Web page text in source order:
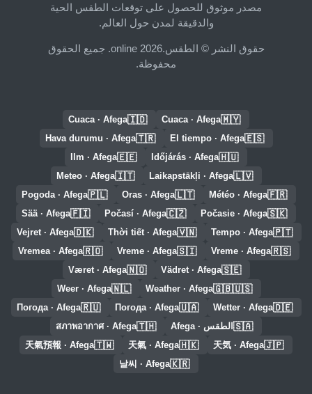
مصدر موثوق للحصول على توقعات الطقس الحية
والدقيقة لمدن حول العالم.
حقوق النشر © الطقس.online 2026. جميع الحقوق
محفوظة.
🇲🇾
Cuaca · Afega
🇮🇩
Cuaca · Afega
🇪🇸
El tiempo · Afega
🇹🇷
Hava durumu · Afega
🇭🇺
Időjárás · Afega
🇪🇪
Ilm · Afega
🇱🇻
Laikapstākļi · Afega
🇮🇹
Meteo · Afega
🇫🇷
Météo · Afega
🇱🇹
Oras · Afega
🇵🇱
Pogoda · Afega
🇸🇰
Počasie · Afega
🇨🇿
Počasí · Afega
🇫🇮
Sää · Afega
🇵🇹
Tempo · Afega
🇻🇳
Thời tiết · Afega
🇩🇰
Vejret · Afega
🇷🇸
Vreme · Afega
🇸🇮
Vreme · Afega
🇷🇴
Vremea · Afega
🇸🇪
Vädret · Afega
🇳🇴
Været · Afega
🇬🇧🇺🇸
Weather · Afega
🇳🇱
Weer · Afega
🇩🇪
Wetter · Afega
🇺🇦
Погода · Afega
🇷🇺
Погода · Afega
🇸🇦 الطقس · Afega 🇹🇭
สภาพอากาศ · Afega
🇯🇵
天気 · Afega
🇭🇰
天氣 · Afega
🇹🇼
天氣預報 · Afega
🇰🇷
날씨 · Afega